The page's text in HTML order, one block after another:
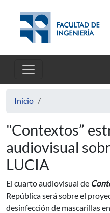
Inicio
"Contextos”
audiovisual
LUCIA
El cuarto audiovisual de
República será sobre el
desinfección de mascarillas